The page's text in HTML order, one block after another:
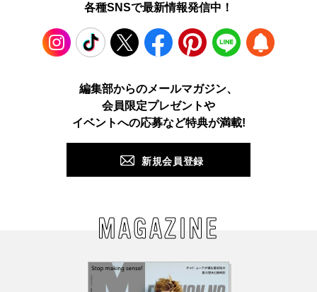
各種SNSで最新情報発信中！
TikTok Facebook Pinterest LINE
編集部からのメールマガジン、
会員限定プレゼントや
イベントへの応募など特典が満載!
新規会員登録
MAGAZINE